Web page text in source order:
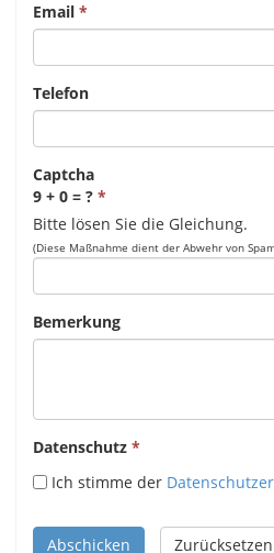
Email
Telefon
Captcha
9 + 0 = ?
Bitte lösen Sie die Gleichung.
(Diese Maßnahme dient der Abwehr von
Bemerkung
Datenschutz
Ich stimme der
Abschicken Zurücksetzen